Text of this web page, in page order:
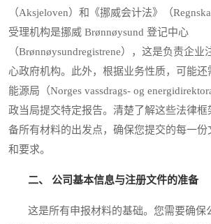
（Aksjeloven）和《挪威会计法》（
受理机构是挪威 Brønnøysund 登记中心
（Brønnøysundregistrene），这是负责企
心政府机构。此外，根据业务性质，可能
能源局（Norges vassdrags- og
政当局提交特定报告。清楚了解这些法律框
备所有材料的出发点，确保您提交的每一
和要求。
二、 公司基本信息与注册文件的准备
这是所有申报材料的基础。您需要确保